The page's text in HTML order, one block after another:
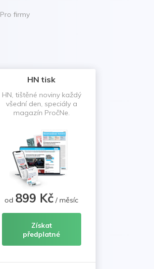
Pro firmy
HN tisk
HN, tištěné noviny každý
všední den, speciály a
magazín PročNe.
od 899 Kč / měsíc
Získat
předplatné